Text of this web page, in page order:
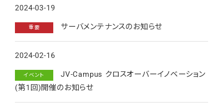
2024-03-19
重要 サーバメンテナンスのお知らせ
2024-02-16
イベント
JV-Campus クロスオーバーイノベーション
(第1回)開催のお知らせ